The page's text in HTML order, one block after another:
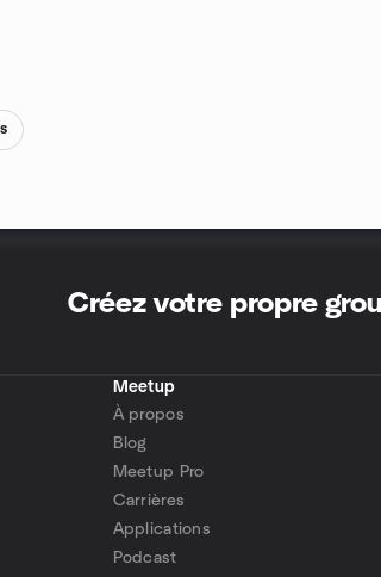
Créez votre propre
Meetup
À propos
Blog
Meetup Pro
Carrières
Applications
Podcast